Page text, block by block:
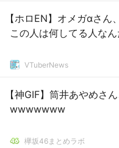
【ホロEN】オメガαさん
この人は何してる人なん
VTuberNews
【神GIF】筒井あやめさ
wwwwwww
欅坂46まとめラボ